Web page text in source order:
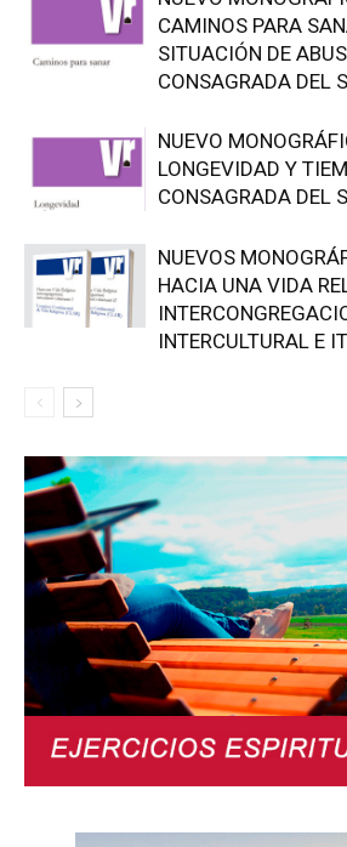
CAMINOS PARA
SITUACIÓN DE
CONSAGRADA DEL
NUEVO
LONGEVIDAD Y
CONSAGRADA DEL
NUEVOS
HACIA UNA VIDA
INTERCULTURAL E